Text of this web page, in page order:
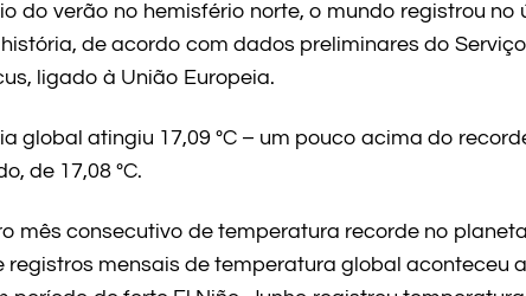
do verão no hemisfério norte, o mundo registrou no
de acordo com dados preliminares do
ligado à União Europeia.
global atingiu 17,09 ºC – um pouco acima do
de 17,08 ºC.
mês consecutivo de temperatura recorde no
registros mensais de temperatura global aconteceu